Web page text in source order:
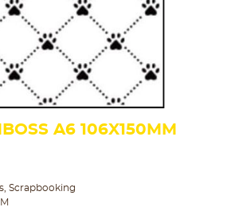
A6 106X150MM
Scrapbooking